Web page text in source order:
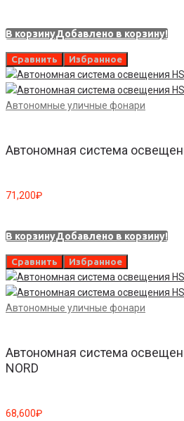
В корзинуДобавлено в корзину!
Сравнить Избранное
Автономные уличные фонари
Автономная система
71,200₽
В корзинуДобавлено в корзину!
Сравнить Избранное
Автономные уличные фонари
Автономная система
NORD
68,600₽